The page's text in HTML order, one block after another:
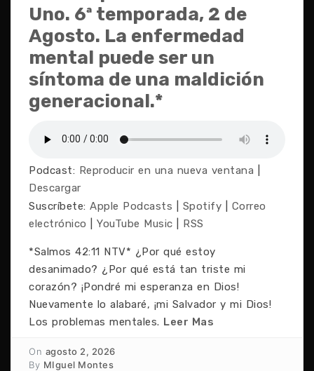
Uno. 6ª temporada, 2 de
Agosto. La enfermedad
mental puede ser un
síntoma de una maldición
generacional.*
Podcast: Reproducir en una nueva ventana
Descargar
Suscríbete: Apple Podcasts Spotify
Correo
electrónico
YouTube Music RSS
*Salmos 42:11 NTV* ¿Por qué estoy
desanimado? ¿Por qué está tan triste mi
corazón? ¡Pondré mi esperanza en Dios!
Nuevamente lo alabaré, ¡mi Salvador y mi Dios!
Los problemas mentales. Leer Mas
On agosto 2, 2026
By MIguel Montes